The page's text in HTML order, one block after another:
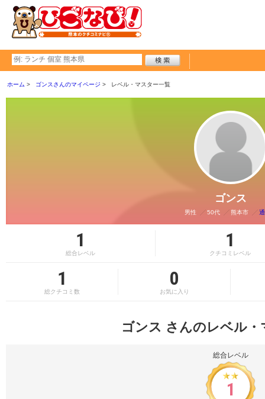
ホーム ゴンスさんのマイページ レベル・マスター一覧
ゴンス
男性 50代 熊本市
1
総合レベル
1
クチコミレベル
1
総クチコミ数
0
お気に入り
ゴンス さんのレベル・
総合レベル
1